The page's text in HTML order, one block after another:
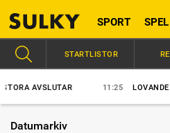
SPORT SPEL
AVSLUTAR 11:25 LOVANDE
STARTLISTOR
Datumarkiv